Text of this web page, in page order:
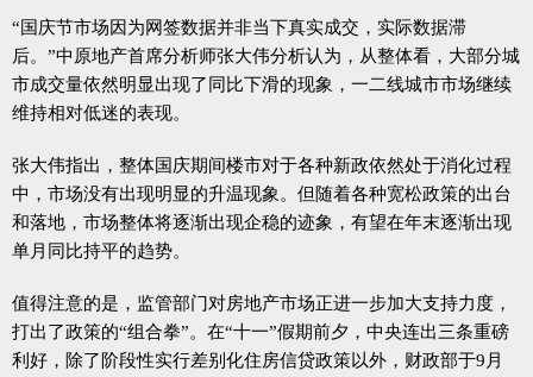
“国庆节市场因为网签数据并非当下真实成交，实际数据滞
后。”中原地产首席分析师张大伟分析认为，从整体看，大部分城
市成交量依然明显出现了同比下滑的现象，一二线城市市场继续
维持相对低迷的表现。
张大伟指出，整体国庆期间楼市对于各种新政依然处于消化过程
中，市场没有出现明显的升温现象。但随着各种宽松政策的出台
和落地，市场整体将逐渐出现企稳的迹象，有望在年末逐渐出现
单月同比持平的趋势。
值得注意的是，监管部门对房地产市场正进一步加大支持力度，
打出了政策的“组合拳”。在“十一”假期前夕，中央连出三条重磅
利好，除了阶段性实行差别化住房信贷政策以外，财政部于9月